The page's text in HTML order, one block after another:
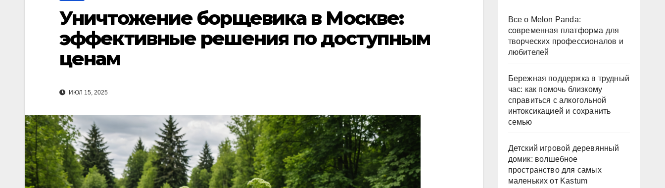
Уничтожение борщевика в Москве:
эффективные решения по доступным
ценам
ИЮЛ 15, 2025
Все о Melon Panda:
современная платформа для
творческих профессионалов и
любителей
Бережная поддержка в трудный
час: как помочь близкому
справиться с алкогольной
интоксикацией и сохранить
семью
Детский игровой деревянный
домик: волшебное
пространство для самых
маленьких от Kastum